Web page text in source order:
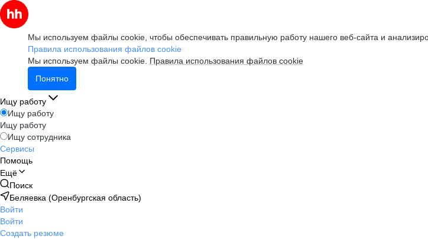
Мы используем файлы cookie, чтобы обеспечивать правильную работу нашего веб-сайта и
Правила использования файлов cookie
Мы используем файлы cookie. Правила использования файлов cookie
Понятно
Ищу работу
Ищу работу
Ищу работу
Ищу сотрудника
Сервисы
Помощь
Ещё
Поиск
Беляевка (Оренбургская область)
Войти
Войти
Создать резюме